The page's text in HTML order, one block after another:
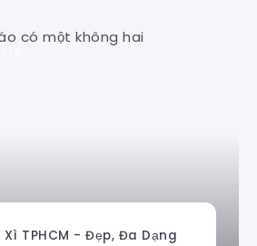
Xì TPHCM - Đẹp, Đa Dạng